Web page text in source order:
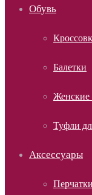
Обувь
Балетки
Женские
Туфли
Аксессуары